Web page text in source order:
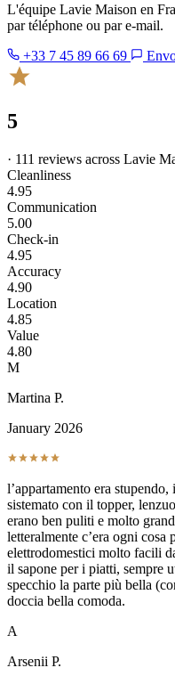
L'équipe Lavie Maison en
par téléphone ou par e-mail.
+33 7 45 89 66 69
5
· 111 reviews across Lavie
Cleanliness
4.95
Communication
5.00
Check-in
4.95
Accuracy
4.90
Location
4.85
Value
4.80
M
Martina P.
January 2026
l’appartamento era
sistemato con il topper,
erano ben puliti e molto
letteralmente c’era ogni
elettrodomestici molto facili
il sapone per i piatti, sempre
specchio la parte più bella
doccia bella comoda.
A
Arsenii P.